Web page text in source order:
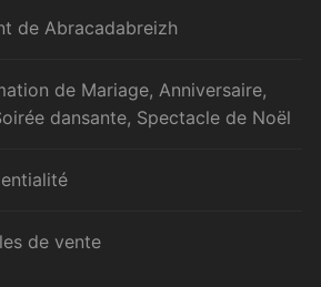
de Abracadabreizh
de Mariage, Anniversaire,
dansante, Spectacle de Noël
de vente